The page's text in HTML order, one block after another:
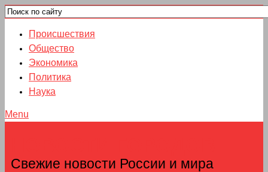
Происшествия
Общество
Экономика
Политика
Наука
Menu
Свежие новости России и мира